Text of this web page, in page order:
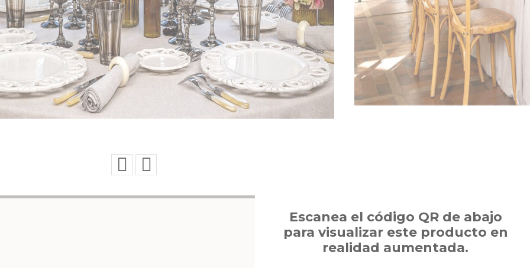
Escanea el código QR de abajo
para visualizar este producto en
realidad aumentada.